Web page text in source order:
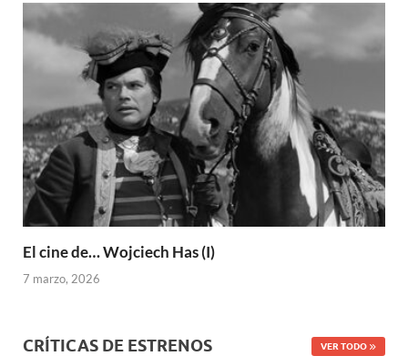
El cine de… Wojciech Has (I)
7 marzo, 2026
CRÍTICAS DE ESTRENOS VER TODO